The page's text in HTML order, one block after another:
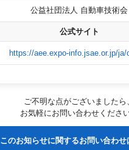
公益社団法人 自動車技術会
公式サイト
https://aee.expo-info.jsae.or.jp/ja/
ご不明な点がございましたら
お気軽にお問い合わせください
このお知らせに関するお問い合わせ